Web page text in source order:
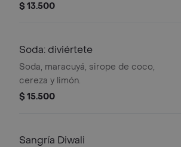
$ 13.500
Soda: diviértete
Soda, maracuyá, sirope de coco,
cereza y limón.
$ 15.500
Sangría Diwali